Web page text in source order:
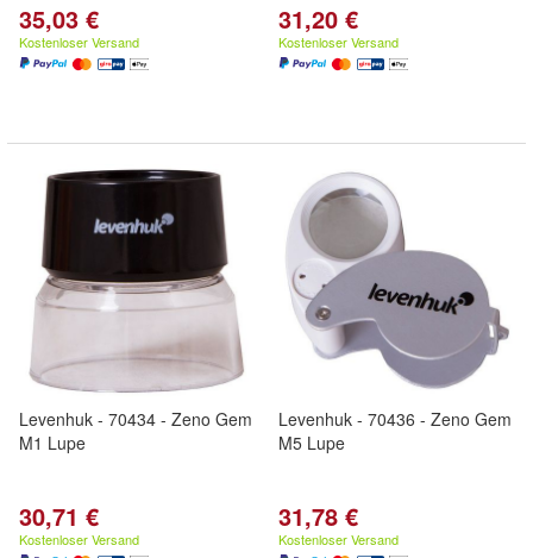
35,03 €
Kostenloser Versand
31,20 €
Kostenloser Versand
Levenhuk - 70434 - Zeno Gem
M1 Lupe
30,71 €
Kostenloser Versand
Levenhuk - 70436 - Zeno Gem
M5 Lupe
31,78 €
Kostenloser Versand